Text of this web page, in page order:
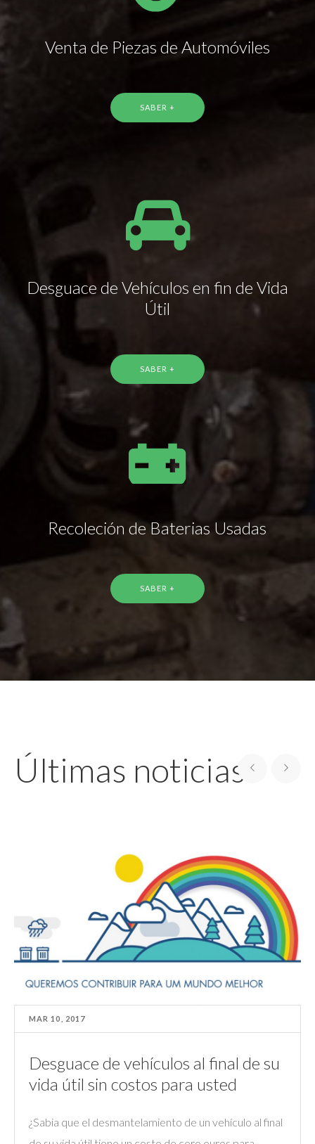
Venta de Piezas de Automóviles
SABER +
Desguace de Vehículos en fin de Vida
Útil
SABER +
Recoleción de Baterias Usadas
SABER +
Últimas noticias
MAR 10, 2017
Desguace de vehículos al final de su
vida útil sin costos para usted
¿Sabia que el desmantelamiento de un vehículo al final